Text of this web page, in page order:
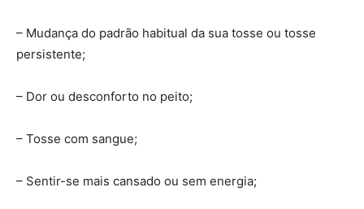
– Mudança do padrão habitual da sua tosse ou tosse
persistente;
– Dor ou desconforto no peito;
– Tosse com sangue;
– Sentir-se mais cansado ou sem energia;